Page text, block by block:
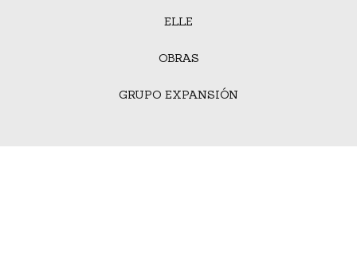
ELLE
OBRAS
GRUPO EXPANSIÓN